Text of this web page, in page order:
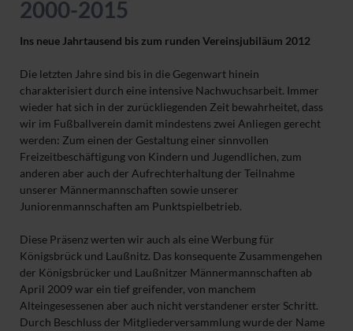
2000-2015
Ins neue Jahrtausend bis zum runden Vereinsjubiläum 2012
Die letzten Jahre sind bis in die Gegenwart hinein
charakterisiert durch eine intensive Nachwuchsarbeit. Immer
wieder hat sich in der zurückliegenden Zeit bewahrheitet, dass
wir im Fußballverein damit mindestens zwei Anliegen gerecht
werden: Zum einen der Gestaltung einer sinnvollen
Freizeitbeschäftigung von Kindern und Jugendlichen, zum
anderen aber auch der Aufrechterhaltung der Teilnahme
unserer Männermannschaften sowie unserer
Juniorenmannschaften am Punktspielbetrieb.
Diese Präsenz werten wir auch als eine Werbung für
Königsbrück und Laußnitz. Das konsequente Zusammengehen
der Königsbrücker und Laußnitzer Männermannschaften ab
April 2009 war ein tief greifender, von manchem
Alteingesessenen aber auch nicht verstandener erster Schritt.
Durch Beschluss der Mitgliederversammlung wurde der Name